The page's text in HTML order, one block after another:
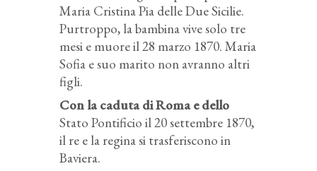
Maria Cristina Pia delle Due Sicilie.
Purtroppo, la bambina vive solo tre
mesi e muore il 28 marzo 1870. Maria
Sofia e suo marito non avranno altri
figli.
Con la caduta di Roma e dello
Stato Pontificio il 20 settembre 1870,
il re e la regina si trasferiscono in
Baviera.